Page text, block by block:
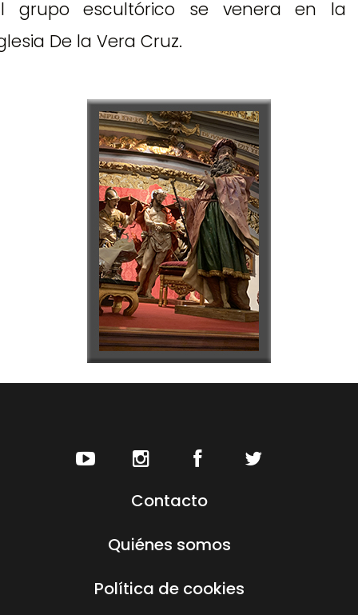
grupo escultórico se venera en la
De la Vera Cruz.
Contacto
Quiénes somos
Política de cookies